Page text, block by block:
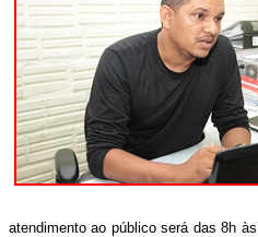
atendimento ao público será das 8h